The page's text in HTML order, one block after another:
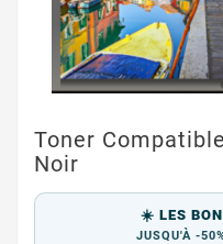
Toner
Noir
☀️ LES
JUSQU'À -